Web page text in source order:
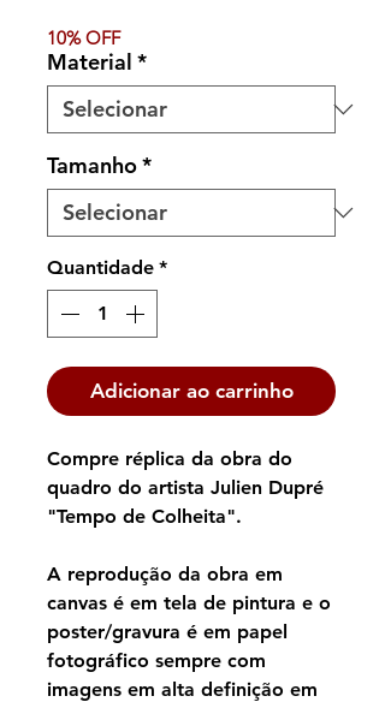
10% OFF
Material *
Tamanho*
Quantidade *
Adicionar ao carrinho
Compre réplica da obra do
quadro do artista Julien Dupré
"Tempo de Colheita".
A reprodução da obra em
canvas é em tela de pintura e o
poster/gravura é em papel
fotográfico sempre com
imagens em alta definição em